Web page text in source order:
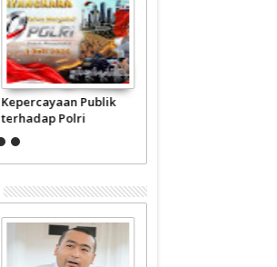
Kepercayaan Publik
terhadap Polri